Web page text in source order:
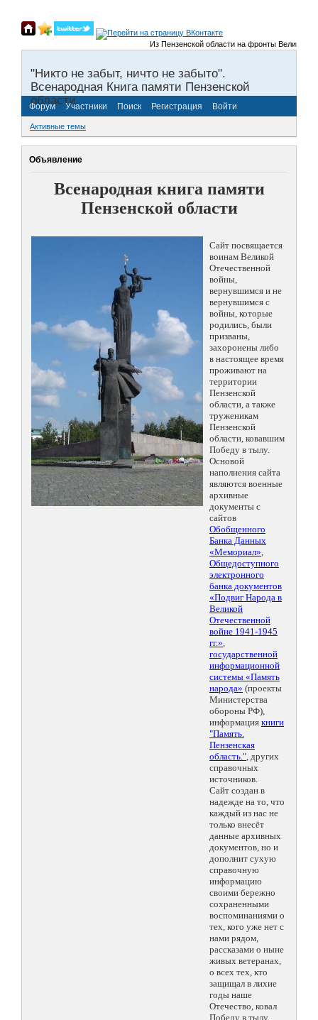
Из Пензенской области на фронты Великой
"Никто не забыт, ничто не забыто".
Всенародная Книга памяти Пензенской
области.
Форум Участники Поиск Регистрация Войти
Активные темы
Объявление
Всенародная книга памяти
Пензенской области
Сайт посвящается
воинам Великой
Отечественной
войны,
вернувшимся и не
вернувшимся с
войны, которые
родились, были
призваны,
захоронены либо
в настоящее время
проживают на
территории
Пензенской
области, а также
труженикам
Пензенской
области, ковавшим
Победу в тылу.
Основой
наполнения сайта
являются военные
архивные
документы с
сайтов
Обобщенного
Банка Данных
«Мемориал»,
Общедоступного
электронного
банка документов
«Подвиг Народа в
Великой
Отечественной
войне 1941-1945
гг.»,
государственной
информационной
системы «Память
народа» (проекты
Министерства
обороны РФ),
информация книги
"Память.
Пензенская
область.", других
справочных
источников.
Сайт создан в
надежде на то, что
каждый из нас не
только внесёт
данные архивных
документов, но и
дополнит сухую
справочную
информацию
своими бережно
сохраненными
воспоминаниями о
тех, кого уже нет с
нами рядом,
рассказами о ныне
живых ветеранах,
о всех тех, кто
защищал в лихие
годы наше
Отечество, ковал
Победу в тылу,